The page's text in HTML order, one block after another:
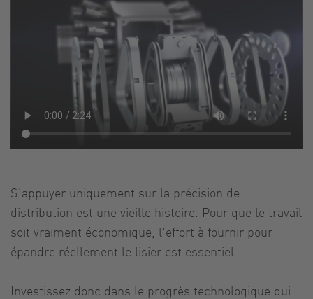
S'appuyer uniquement sur la précision de
distribution est une vieille histoire. Pour que le travail
soit vraiment économique, l'effort à fournir pour
épandre réellement le lisier est essentiel.
Investissez donc dans le progrès technologique qui